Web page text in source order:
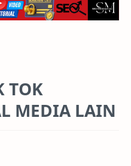
TOK
MEDIA LAIN